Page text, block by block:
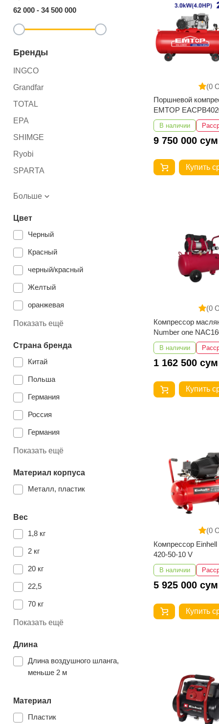
62 000 - 34 500 000
Бренды
INGCO
Grandfar
TOTAL
EPA
SHIMGE
Ryobi
SPARTA
ALTECO
ВИХРЬ
EMTOP
Number One
MTX
Einhell
Больше
Цвет
Черный
Красный
черный/красный
Желтый
оранжевая
синий
Показать ещё
Страна бренда
Китай
Польша
Германия
Россия
Германия
Германия
Показать ещё
Материал корпуса
Металл, пластик
Вес
1,8 кг
2 кг
20 кг
22,5
70 кг
52 кг
1.75 кг
42 кг
Показать ещё
Длина
Длина воздушного шланга,
меньше 2 м
Материал
Пластик
(0
Поршневой
EMTOP
В наличии
9 750 000 сум
Купить
(0
Компрессор
Number one
В наличии
1 162 500 сум
Купить
(0
Компрессор Einhell
420-50-10 V
В наличии
5 925 000 сум
Купить